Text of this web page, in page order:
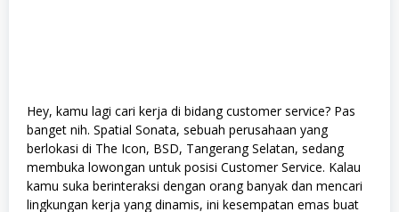
Hey, kamu lagi cari kerja di bidang customer service? Pas
banget nih. Spatial Sonata, sebuah perusahaan yang
berlokasi di The Icon, BSD, Tangerang Selatan, sedang
membuka lowongan untuk posisi Customer Service. Kalau
kamu suka berinteraksi dengan orang banyak dan mencari
lingkungan kerja yang dinamis, ini kesempatan emas buat